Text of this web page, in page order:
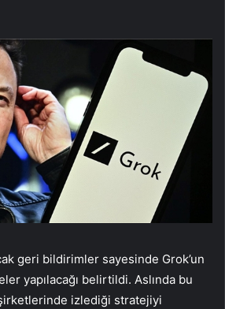
geri bildirimler sayesinde Grok’un
yapılacağı belirtildi. Aslında bu
izlediği stratejiyi